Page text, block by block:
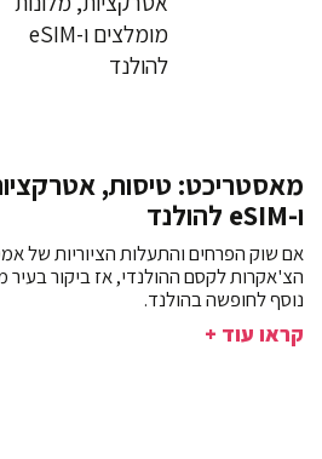
מאסטריכט: טיסות,
ו-eSIM להולנד
אם שוק הפרחים והתעלות הציוריות של
הצ'אקרות לקסם ההולנדי, אז ביקור
נוסף לחופשה בהולנד.
קראו עוד +